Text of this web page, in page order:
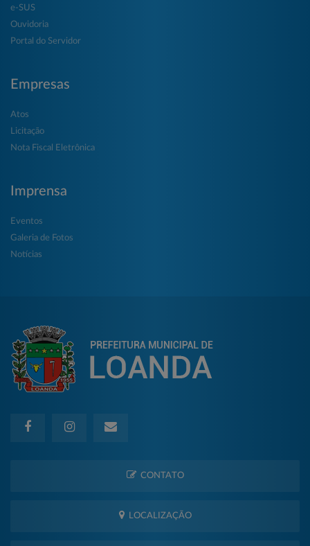
e-SUS
Ouvidoria
Portal do Servidor
Empresas
Atos
Licitação
Nota Fiscal Eletrônica
Imprensa
Eventos
Galeria de Fotos
Notícias
CONTATO
LOCALIZAÇÃO